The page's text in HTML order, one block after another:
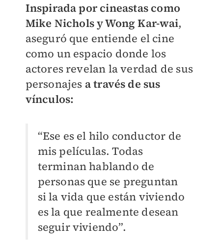
Inspirada por cineastas como
Mike Nichols y Wong Kar-wai,
aseguró que entiende el cine
como un espacio donde los
actores revelan la verdad de sus
personajes a través de sus
vínculos:
“Ese es el hilo conductor de
mis películas. Todas
terminan hablando de
personas que se preguntan
si la vida que están viviendo
es la que realmente desean
seguir viviendo”.